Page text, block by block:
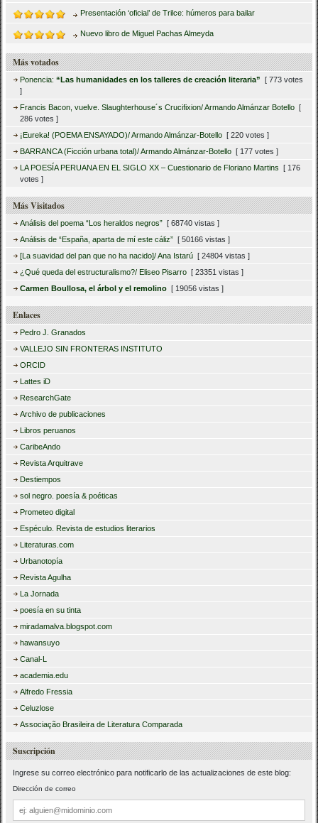
Presentación ‘oficial’ de Trilce: húmeros para bailar
Nuevo libro de Miguel Pachas Almeyda
Más votados
Ponencia:“Las humanidades en los talleres de creación literaria”
[ 773 votes
]
Francis Bacon, vuelve. Slaughterhouse´s Crucifixion/ Armando Almánzar Botello [
286 votes ]
¡Eureka! (POEMA ENSAYADO)/ Armando Almánzar-Botello [ 220 votes ]
BARRANCA (Ficción urbana total)/ Armando Almánzar-Botello [ 177 votes ]
LA POESÍA PERUANA EN EL SIGLO XX – Cuestionario de Floriano Martins
[ 176
votes ]
Más Visitados
Análisis del poema “Los heraldos negros” [ 68740 vistas ]
Análisis de “España, aparta de mí este cáliz” [ 50166 vistas ]
[La suavidad del pan que no ha nacido]/ Ana Istarú [ 24804 vistas ]
¿Qué queda del estructuralismo?/ Eliseo Pisarro [ 23351 vistas ]
Carmen Boullosa, el árbol y el remolino [ 19056 vistas ]
Enlaces
Pedro J. Granados
VALLEJO SIN FRONTERAS INSTITUTO
ORCID
Lattes iD
ResearchGate
Archivo de publicaciones
Libros peruanos
CaribeAndo
Revista Arquitrave
Destiempos
sol negro. poesía & poéticas
Prometeo digital
Espéculo. Revista de estudios literarios
Literaturas.com
Urbanotopía
Revista Agulha
La Jornada
poesía en su tinta
miradamalva.blogspot.com
hawansuyo
Canal-L
academia.edu
Alfredo Fressia
Celuzlose
Associação Brasileira de Literatura Comparada
Suscripción
Ingrese su correo electrónico para notificarlo de las actualizaciones de este blog:
Dirección de correo
Dirección
de
correo